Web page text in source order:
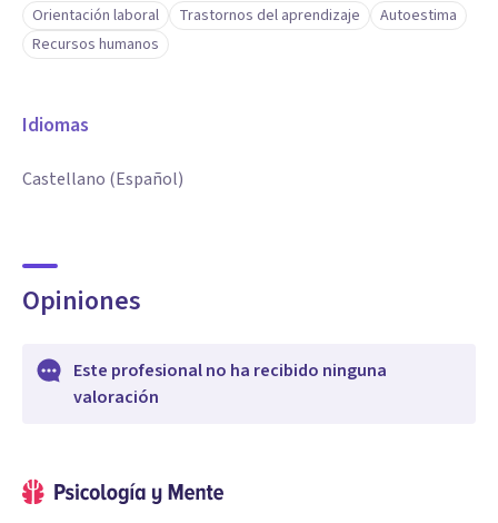
Orientación laboral Trastornos del aprendizaje
Autoestima
Recursos humanos
Idiomas
Castellano (Español)
Opiniones
Este profesional no ha recibido ninguna
valoración